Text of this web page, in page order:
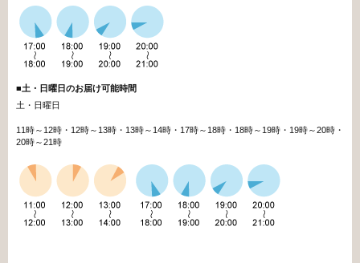
■土・日曜日のお届け可能時間
土・日曜日
11時～12時・12時～13時・13時～14時・17時～18時・18時～19時・19時～20時・
20時～21時